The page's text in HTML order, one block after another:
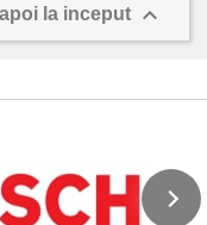
la inceput 